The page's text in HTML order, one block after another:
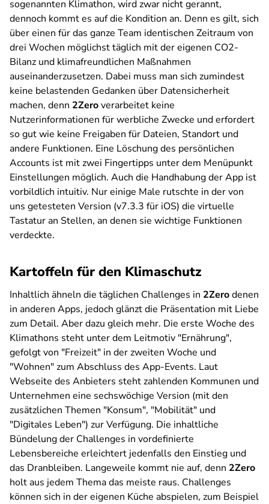
sogenannten Klimathon, wird zwar nicht gerannt,
dennoch kommt es auf die Kondition an. Denn es gilt, sich
über einen für das ganze Team identischen Zeitraum von
drei Wochen möglichst täglich mit der eigenen CO2-
Bilanz und klimafreundlichen Maßnahmen
auseinanderzusetzen. Dabei muss man sich zumindest
keine belastenden Gedanken über Datensicherheit
machen, denn 2Zeroverarbeitet keine
Nutzerinformationen für werbliche Zwecke und erfordert
so gut wie keine Freigaben für Dateien, Standort und
andere Funktionen. Eine Löschung des persönlichen
Accounts ist mit zwei Fingertipps unter dem Menüpunkt
Einstellungen möglich. Auch die Handhabung der App ist
vorbildlich intuitiv. Nur einige Male rutschte in der von
uns getesteten Version (v7.3.3 für iOS) die virtuelle
Tastatur an Stellen, an denen sie wichtige Funktionen
verdeckte.
Kartoffeln für den Klimaschutz
Inhaltlich ähneln die täglichen Challenges in 2Zerodenen
in anderen Apps, jedoch glänzt die Präsentation mit Liebe
zum Detail. Aber dazu gleich mehr. Die erste Woche des
Klimathons steht unter dem Leitmotiv "Ernährung",
gefolgt von "Freizeit" in der zweiten Woche und
"Wohnen" zum Abschluss des App-Events. Laut
Webseite des Anbieters steht zahlenden Kommunen und
Unternehmen eine sechswöchige Version (mit den
zusätzlichen Themen "Konsum", "Mobilität" und
"Digitales Leben") zur Verfügung. Die inhaltliche
Bündelung der Challenges in vordefinierte
Lebensbereiche erleichtert jedenfalls den Einstieg und
das Dranbleiben. Langeweile kommt nie auf, denn 2Zero
holt aus jedem Thema das meiste raus. Challenges
können sich in der eigenen Küche abspielen, zum Beispiel